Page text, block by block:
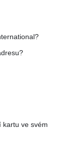
kartu ve svém